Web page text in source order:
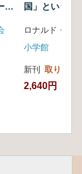
ツ
国」という外
ロナルド・ト
小学館
新刊 取り寄せ
2,640円